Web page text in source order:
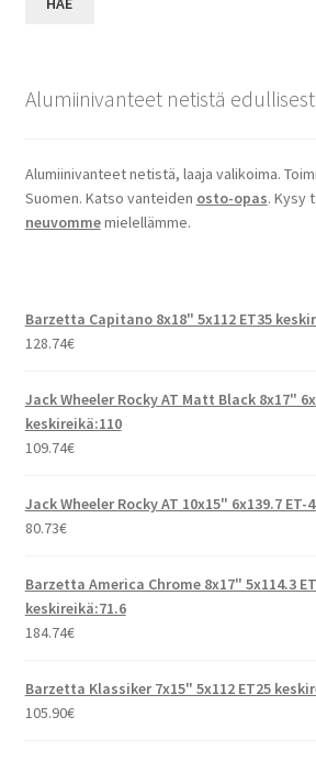
Alumiinivanteet netistä edullisesti
Alumiinivanteet netistä, laaja valikoima.
Suomen. Katso vanteiden osto-opas. Kysy
neuvommemielellämme.
Barzetta Capitano 8x18" 5x112 ET35
128.74€
Jack Wheeler Rocky AT Matt Black 8x17"
keskireikä:110
109.74€
Jack Wheeler Rocky AT 10x15" 6x139.7 ET-
80.73€
Barzetta America Chrome 8x17" 5x114.3
keskireikä:71.6
184.74€
Barzetta Klassiker 7x15" 5x112 ET25
105.90€